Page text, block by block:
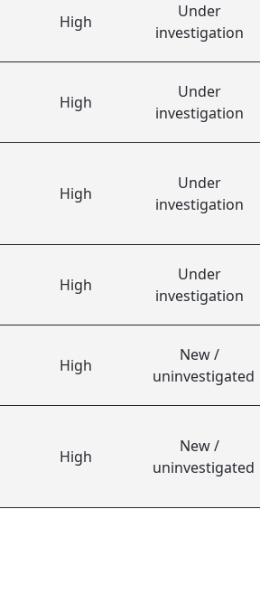
High
Under
investigation
High
Under
investigation
High
Under
investigation
High
Under
investigation
High
New /
uninvestigated
High
New /
uninvestigated